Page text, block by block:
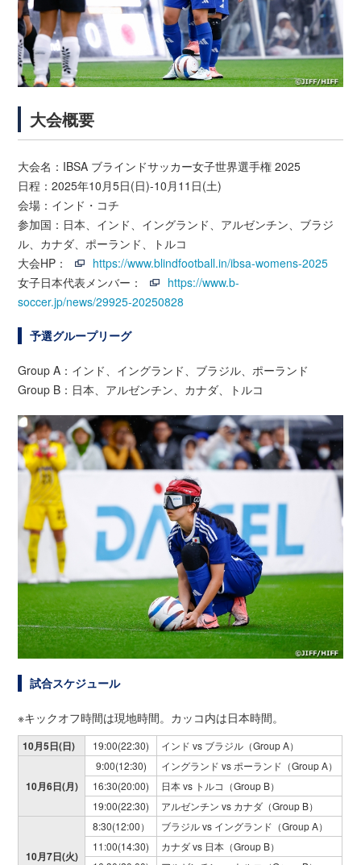
大会概要
大会名：IBSA ブラインドサッカー女子世界選手権 2025
日程：2025年10月5日(日)-10月11日(土)
会場：インド・コチ
参加国：日本、インド、イングランド、アルゼンチン、ブラジ
ル、カナダ、ポーランド、トルコ
大会HP：
https://www.blindfootball.in/ibsa-womens-2025
女子日本代表メンバー：
https://www.b-
soccer.jp/news/29925-20250828
予選グループリーグ
Group A：インド、イングランド、ブラジル、ポーランド
Group B：日本、アルゼンチン、カナダ、トルコ
試合スケジュール
※キックオフ時間は現地時間。カッコ内は日本時間。
10月5日(日) 19:00(22:30) インド vs ブラジル（Group A）
10月6日(月)
9:00(12:30)
イングランド vs ポーランド（Group A）
16:30(20:00)
日本 vs トルコ（Group B）
19:00(22:30)
アルゼンチン vs カナダ（Group B）
10月7日(火)
8:30(12:00）
ブラジル vs イングランド（Group A）
11:00(14:30)
カナダ vs 日本（Group B）